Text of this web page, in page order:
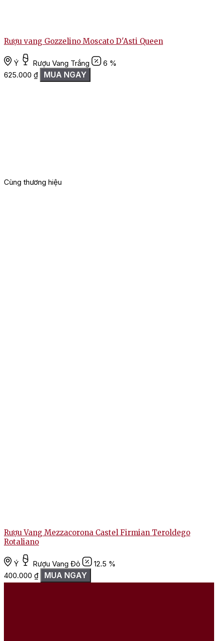
Rượu vang Gozzelino Moscato D'Asti Queen
Ý Rượu Vang Trắng
6 %
625.000 ₫ MUA NGAY
Cùng thương hiệu
Rượu Vang Mezzacorona Castel Firmian Teroldego
Rotaliano
Ý Rượu Vang Đỏ
12.5 %
400.000 ₫ MUA NGAY